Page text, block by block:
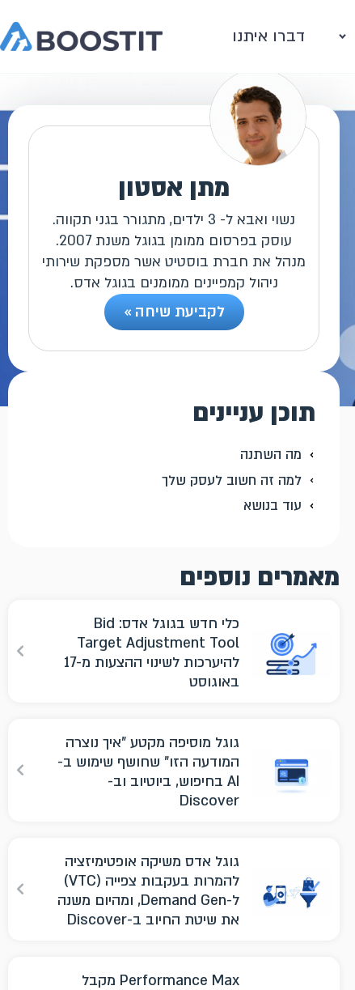
דברו איתנו
מתן אסטון
נשוי ואבא ל- 3 ילדים, מתגורר בגני תקווה.
עוסק בפרסום ממומן בגוגל משנת 2007.
מנהל את חברת בוסטיט אשר מספקת שירותי
ניהול קמפיינים ממומנים בגוגל אדס.
לקביעת שיחה »
תוכן עניינים
מה השתנה
למה זה חשוב לעסק שלך
עוד בנושא
מאמרים נוספים
כלי חדש בגוגל אדס: Bid
Target Adjustment Tool
להיערכות לשינוי ההצעות מ-17
באוגוסט
גוגל מוסיפה מקטע "איך נוצרה
המודעה הזו" שחושף שימוש ב-
AI בחיפוש, ביוטיוב וב-
Discover
גוגל אדס משיקה אופטימיזציה
להמרות בעקבות צפייה (VTC)
ל-Demand Gen, ומהיום משנה
את שיטת החיוב ב-Discover
Performance Max מקבל